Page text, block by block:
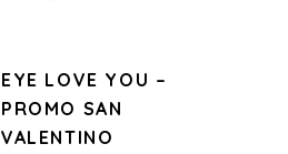
EYE LOVE YOU –
PROMO SAN
VALENTINO